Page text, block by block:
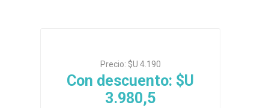
Brain Plus
TOW - Taste of
the Wild
Monge
Ropa
Precio: $U 4.190
Con descuento: $U
3.980,5